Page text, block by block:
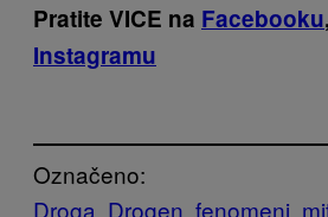
Pratite VICE na Facebooku,
Instagramu
Označeno:
Droga Drogen fenomeni